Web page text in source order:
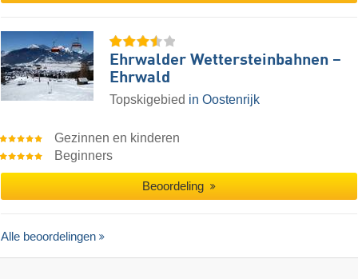
Ehrwalder Wettersteinbahnen –
Ehrwald
Topskigebied in Oostenrijk
Gezinnen en kinderen
Beginners
Beoordeling
Alle beoordelingen